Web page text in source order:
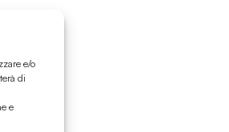
e/o
di
e